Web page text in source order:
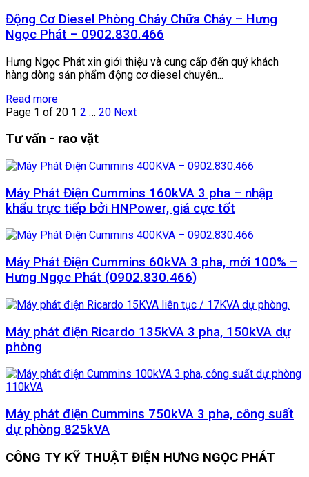
Động Cơ Diesel Phòng Cháy Chữa Cháy – Hưng
Ngọc Phát – 0902.830.466
Hưng Ngọc Phát xin giới thiệu và cung cấp đến quý khách
hàng dòng sản phẩm động cơ diesel chuyên...
Read more
Page 1 of 20 1 2 … 20 Next
Tư vấn - rao vặt
Máy Phát Điện Cummins 160kVA 3 pha – nhập
khẩu trực tiếp bởi HNPower, giá cực tốt
Máy Phát Điện Cummins 60kVA 3 pha, mới 100% –
Hưng Ngọc Phát (0902.830.466)
Máy phát điện Ricardo 135kVA 3 pha, 150kVA dự
phòng
Máy phát điện Cummins 750kVA 3 pha, công suất
dự phòng 825kVA
CÔNG TY KỸ THUẬT ĐIỆN HƯNG NGỌC PHÁT